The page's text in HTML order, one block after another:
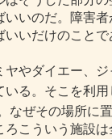
いのだ。障害
いいだけのことで
やダイエー、
る。そこを利
なぜその場所に
こういう施設